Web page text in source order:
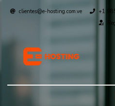
clientes@e-hosting.com.ve
+1